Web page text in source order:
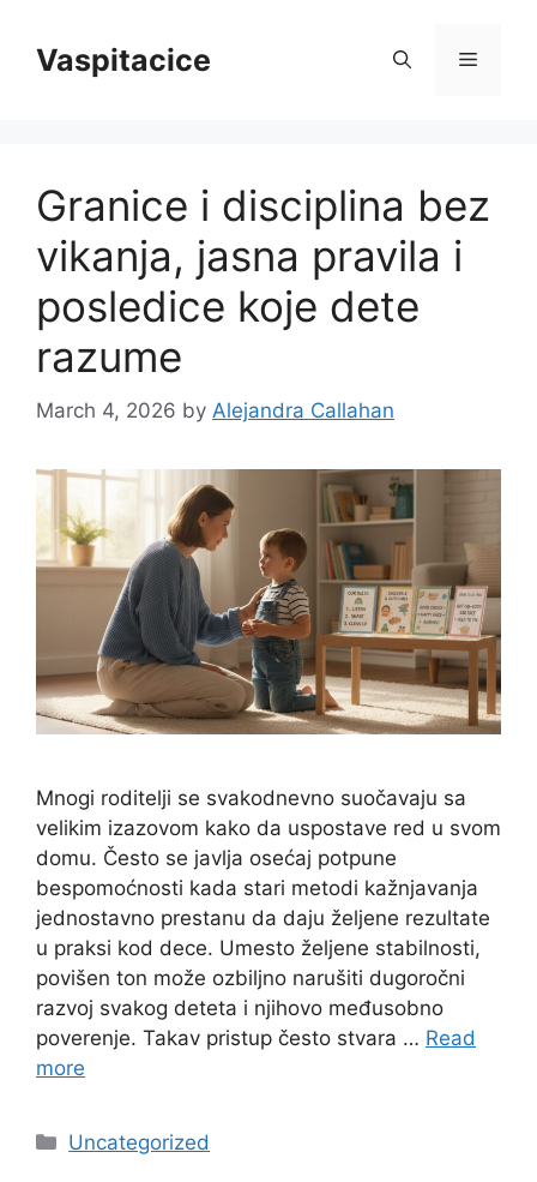
contentVaspitacice Menu
Granice i disciplina bez
vikanja, jasna pravila i
posledice koje dete
razume
March 4, 2026 by Alejandra Callahan
Mnogi roditelji se svakodnevno suočavaju sa
velikim izazovom kako da uspostave red u svom
domu. Često se javlja osećaj potpune
bespomoćnosti kada stari metodi kažnjavanja
jednostavno prestanu da daju željene rezultate
u praksi kod dece. Umesto željene stabilnosti,
povišen ton može ozbiljno narušiti dugoročni
razvoj svakog deteta i njihovo međusobno
poverenje. Takav pristup često stvara … Read
more
Categories
Uncategorized